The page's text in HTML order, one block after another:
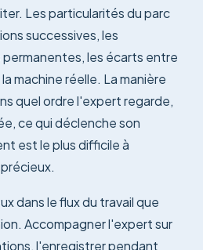
Les particularités du parc
successives, les
les écarts entre
machine réelle. La manière
quel ordre l'expert regarde,
ce qui déclenche son
est le plus difficile à
dans le flux du travail que
Accompagner l'expert sur
l'enregistrer pendant